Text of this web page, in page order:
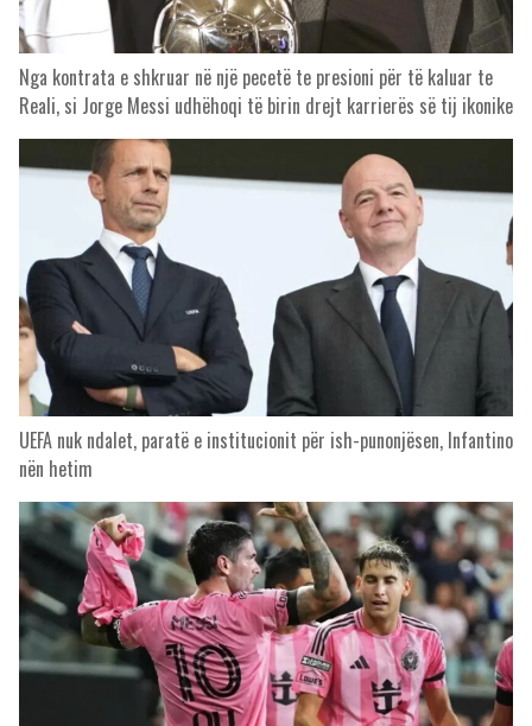
Nga kontrata e shkruar në një pecetë te presioni për të kaluar te
Reali, si Jorge Messi udhëhoqi të birin drejt karrierës së tij ikonike
UEFA nuk ndalet, paratë e institucionit për ish-punonjësen, Infantino
nën hetim